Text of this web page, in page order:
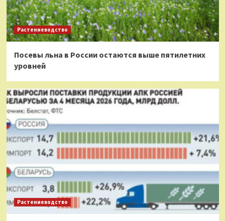
Растениеводство
Посевы льна в России остаются выше пятилетних
уровней
Растениеводство